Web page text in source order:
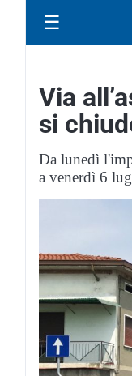
☰
Via
si
Da lunedì
a venerdì 6